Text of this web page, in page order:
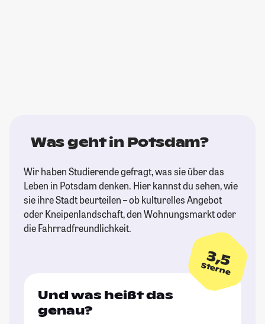
Was geht in Potsdam?
Wir haben Studierende gefragt, was sie über das
Leben in Potsdam denken. Hier kannst du sehen, wie
sie ihre Stadt beurteilen – ob kulturelles Angebot
oder Kneipenlandschaft, den Wohnungsmarkt oder
die Fahrradfreundlichkeit.
3,5
Sterne
Und was heißt das
genau?